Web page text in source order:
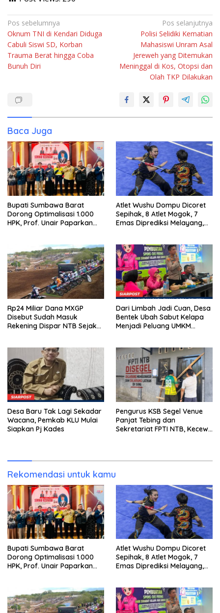
Navigasi
pos
Pos sebelumnya
Oknum TNI di Kendari Diduga
Cabuli Siswi SD, Korban
Trauma Berat hingga Coba
Bunuh Diri
Pos selanjutnya
Polisi Selidiki Kematian
Mahasiswi Unram Asal
Jereweh yang Ditemukan
Meninggal di Kos, Otopsi dan
Olah TKP Dilakukan
Baca Juga
Bupati Sumbawa Barat
Dorong Optimalisasi 1.000
HPK, Prof. Unair Paparkan
Atlet Wushu Dompu Dicoret
Sepihak, 8 Atlet Mogok, 7
Emas Diprediksi Melayang,
Rp24 Miliar Dana MXGP
Disebut Sudah Masuk
Rekening Dispar NTB Sejak
Dari Limbah Jadi Cuan, Desa
Bentek Ubah Sabut Kelapa
Menjadi Peluang UMKM
Desa Baru Tak Lagi Sekadar
Wacana, Pemkab KLU Mulai
Siapkan Pj Kades
Pengurus KSB Segel Venue
Panjat Tebing dan
Sekretariat FPTI NTB, Kecewa
Rekomendasi untuk kamu
Bupati Sumbawa Barat
Dorong Optimalisasi 1.000
HPK, Prof. Unair Paparkan
Atlet Wushu Dompu Dicoret
Sepihak, 8 Atlet Mogok, 7
Emas Diprediksi Melayang,